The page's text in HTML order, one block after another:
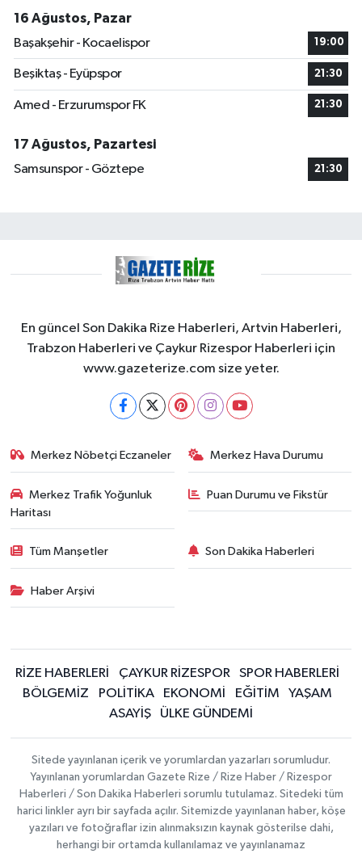
16 Ağustos, Pazar
Başakşehir - Kocaelispor
19:00
Beşiktaş - Eyüpspor 21:30
Amed - Erzurumspor FK 21:30
17 Ağustos, Pazartesi
Samsunspor - Göztepe
21:30
En güncel Son Dakika Rize Haberleri, Artvin Haberleri,
Trabzon Haberleri ve Çaykur Rizespor Haberleri için
www.gazeterize.com size yeter.
Merkez Nöbetçi Eczaneler Merkez Hava Durumu
Merkez Trafik Yoğunluk
Haritası
Puan Durumu ve Fikstür
Tüm Manşetler Son Dakika Haberleri
Haber Arşivi
RİZE HABERLERİ ÇAYKUR RİZESPOR
SPOR HABERLERİ
BÖLGEMİZ
POLİTİKA EKONOMİ EĞİTİM
YAŞAM
ASAYİŞ
ÜLKE GÜNDEMİ
Sitede yayınlanan içerik ve yorumlardan yazarları sorumludur.
Yayınlanan yorumlardan Gazete Rize / Rize Haber / Rizespor
Haberleri / Son Dakika Haberleri sorumlu tutulamaz. Sitedeki tüm
harici linkler ayrı bir sayfada açılır. Sitemizde yayınlanan haber, köşe
yazıları ve fotoğraflar izin alınmaksızın kaynak gösterilse dahi,
herhangi bir ortamda kullanılamaz ve yayınlanamaz